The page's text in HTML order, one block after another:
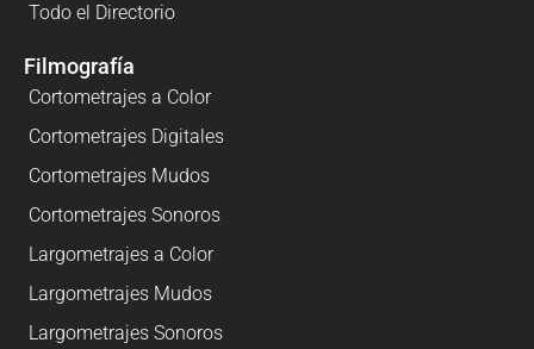
Todo el Directorio
Filmografía
Cortometrajes a Color
Cortometrajes Digitales
Cortometrajes Mudos
Cortometrajes Sonoros
Largometrajes a Color
Largometrajes Mudos
Largometrajes Sonoros